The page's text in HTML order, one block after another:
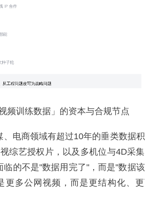
训练数据」的资本与合规节点
商领域有超过10年的垂类数据积
综艺授权片，以及多机位与4D采
的不是"数据用完了"，而是"数据
多公网视频，而是更结构化、更